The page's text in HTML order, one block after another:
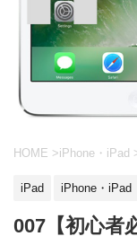
HOME >iPhone・iPad
iPad iPhone・iPad
007【初心者